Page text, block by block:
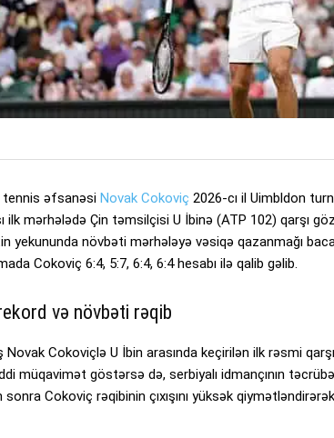
tennis əfsanəsi Novak Cokoviç 2026-cı il Uimbldon
ilk mərhələdə Çin təmsilçisi U İbinə (ATP 102) qarşı
yekununda növbəti mərhələyə vəsiqə qazanmağı
Cokoviç 6:4, 5:7, 6:4, 6:4 hesabı ilə qalib gəlib.
və növbəti rəqib
Novak Cokoviçlə U İbin arasında keçirilən ilk rəsmi
müqavimət göstərsə də, serbiyalı idmançının
Cokoviç rəqibinin çıxışını yüksək